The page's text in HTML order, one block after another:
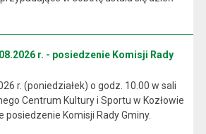
r. - posiedzenie Komisji Rady
r. (poniedziałek) o godz. 10.00 w sali
Centrum Kultury i Sportu w Kozłowie
posiedzenie Komisji Rady Gminy.